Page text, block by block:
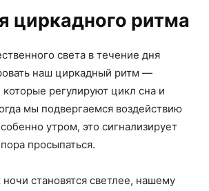
циркадного ритма
света в течение дня
наш циркадный ритм —
регулируют цикл сна и
мы подвергаемся воздействию
утром, это сигнализирует
просыпаться.
становятся светлее, нашему